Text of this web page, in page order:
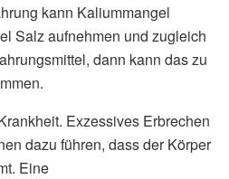
kann Kaliummangel
Salz aufnehmen und zugleich
dann kann das zu
Exzessives Erbrechen
dazu führen, dass der Körper
Eine